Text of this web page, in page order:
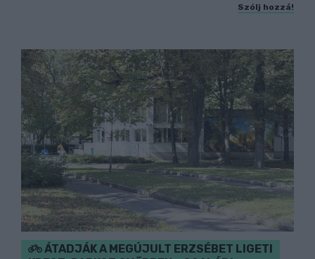
Szólj hozzá!
ÁTADJÁK A MEGÚJULT ERZSÉBET LIGETI